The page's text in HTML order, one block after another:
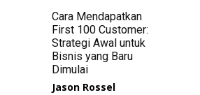
Cara Mendapatkan
First 100 Customer:
Strategi Awal untuk
Bisnis yang Baru
Dimulai
Jason Rossel